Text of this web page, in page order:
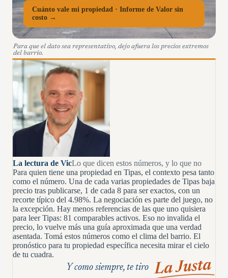
Cuánto vale mi propiedad · Informe de Valor sin
costo →
Para que el dato sea representativo, dejo afuera los precios extremos
del barrio.
La lectura de VicLo que dicen estos números, y lo que no
Para quien tiene una propiedad en Tipas, el contexto pesa tanto
como el número. Una de cada varias propiedades de Tipas baja
precio tras publicarse, 1 de cada 8 para ser exactos, con un
recorte típico del 4.98%. La negociación es parte del juego, no
la excepción. Hay menos referencias de las que uno quisiera
para leer Tipas: 81 comparables activos. Eso no invalida el
precio, lo vuelve más una guía aproximada que una verdad
asentada. Tomá estos números como el clima del barrio. El
pronóstico para tu propiedad específica necesita mirar el cielo
de tu cuadra.
Y como siempre, te tiro La Justa